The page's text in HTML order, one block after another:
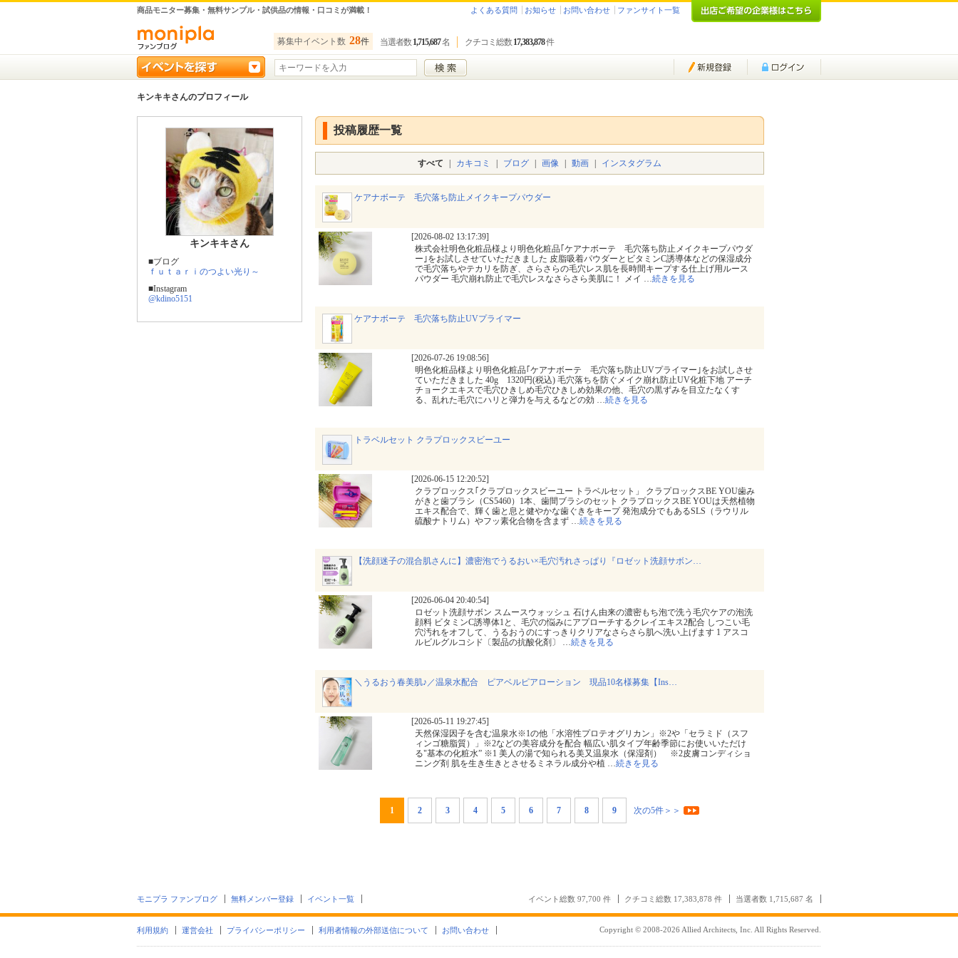
商品モニター募集・無料サンプル・試供品の情報・口コミが満載！ よくある質問 お知らせ お問い合わせ ファンサイト一覧
募集中イベント数 28件 当選者数 1,715,687名 クチコミ総数 17,383,878件
キンキキさんのプロフィール
キンキキさん
■ブログ
ｆｕｔａｒｉのつよい光り～
■Instagram
@kdino5151
投稿履歴一覧
すべて カキコミ ブログ 画像 動画 インスタグラム
ケアナボーテ 毛穴落ち防止メイクキープパウダー
[2026-08-02 13:17:39]
株式会社明色化粧品様より明色化粧品｢ケアナボーテ 毛穴落ち防止メイクキープパウダ
ー｣をお試しさせていただきました 皮脂吸着パウダーとビタミンC誘導体などの保湿成分
で毛穴落ちやテカリを防ぎ、さらさらの毛穴レス肌を長時間キープする仕上げ用ルース
パウダー 毛穴崩れ防止で毛穴レスなさらさら美肌に！ メイ …続きを見る
ケアナボーテ 毛穴落ち防止UVプライマー
[2026-07-26 19:08:56]
明色化粧品様より明色化粧品｢ケアナボーテ 毛穴落ち防止UVプライマー｣をお試しさせ
ていただきました 40g 1320円(税込) 毛穴落ちを防ぐメイク崩れ防止UV化粧下地 アーチ
チョークエキスで毛穴ひきしめ毛穴ひきしめ効果の他、毛穴の黒ずみを目立たなくす
る、乱れた毛穴にハリと弾力を与えるなどの効 …続きを見る
トラベルセット クラプロックスビーユー
[2026-06-15 12:20:52]
クラプロックス｢クラプロックスビーユー トラベルセット」 クラプロックスBE YOU歯み
がきと歯ブラシ（CS5460）1本、歯間ブラシのセット クラプロックスBE YOUは天然植物
エキス配合で、輝く歯と息と健やかな歯ぐきをキープ 発泡成分でもあるSLS（ラウリル
硫酸ナトリム）やフッ素化合物を含まず …続きを見る
【洗顔迷子の混合肌さんに】濃密泡でうるおい×毛穴汚れさっぱり『ロゼット洗顔サボン…
[2026-06-04 20:40:54]
ロゼット洗顔サボン スムースウォッシュ 石けん由来の濃密もち泡で洗う毛穴ケアの泡洗
顔料 ビタミンC誘導体1と、毛穴の悩みにアプローチするクレイエキス2配合 しつこい毛
穴汚れをオフして、うるおうのにすっきりクリアなさらさら肌へ洗い上げます 1 アスコ
ルビルグルコシド〔製品の抗酸化剤〕 …続きを見る
＼うるおう春美肌♪／温泉水配合 ピアベルピアローション 現品10名様募集【Ins…
[2026-05-11 19:27:45]
天然保湿因子を含む温泉水※1の他「水溶性プロテオグリカン」※2や「セラミド（スフ
ィンゴ糖脂質）」※2などの美容成分を配合 幅広い肌タイプ年齢季節にお使いいただけ
る"基本の化粧水” ※1 美人の湯で知られる美又温泉水（保湿剤） ※2皮膚コンディショ
ニング剤 肌を生き生きとさせるミネラル成分や植 …続きを見る
1 2 3 4 5 6 7 8 9 次の5件＞＞
モニプラ ファンブログ 無料メンバー登録 イベント一覧 イベント総数 97,700 件 クチコミ総数 17,383,878 件 当選者数 1,715,687 名
利用規約 運営会社 プライバシーポリシー 利用者情報の外部送信について お問い合わせ Copyright © 2008-2026 Allied Architects, Inc. All Rights Reserved.